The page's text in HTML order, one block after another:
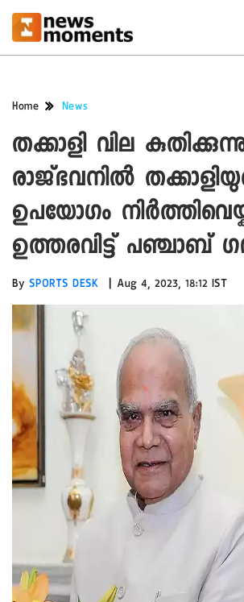
Home News
തക്കാളി വില
രാജ്‌ഭവനിൽ
ഉപയോഗം
ഉത്തരവിട്ട് പഞ്ചാബ്
By SPORTS DESK | Aug 4, 2023, 18:12 IST